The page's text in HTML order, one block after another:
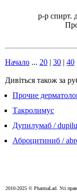
р-р спирт.
Начало ... 20 | 30 | 40
Дивіться також за
Прочие
Такролимус
Дупилумаб /
Аброцитиниб /
2010-2025 © PharmaLad. Усі